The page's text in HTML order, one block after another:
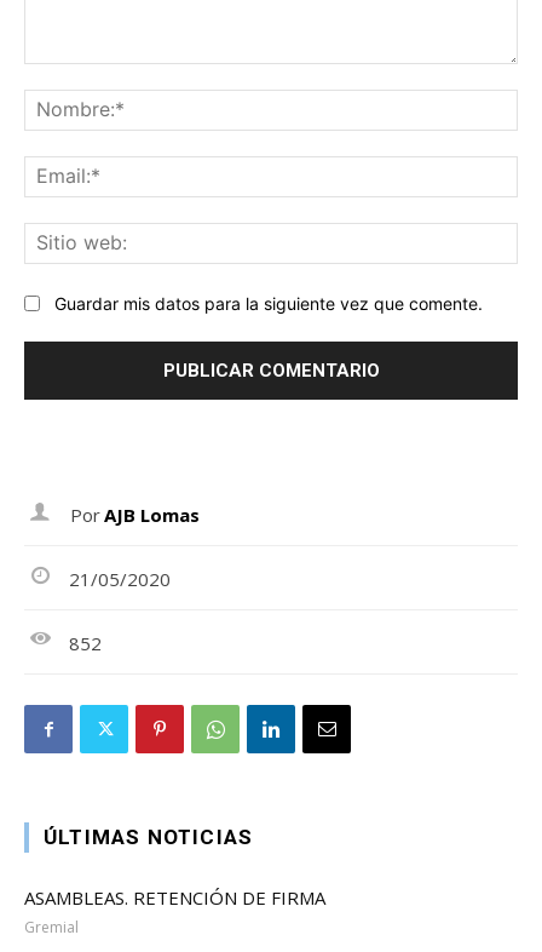
Guardar mis datos para la siguiente vez que comente.
PorAJB Lomas
21/05/2020
852
ÚLTIMAS NOTICIAS
ASAMBLEAS. RETENCIÓN DE FIRMA
Gremial